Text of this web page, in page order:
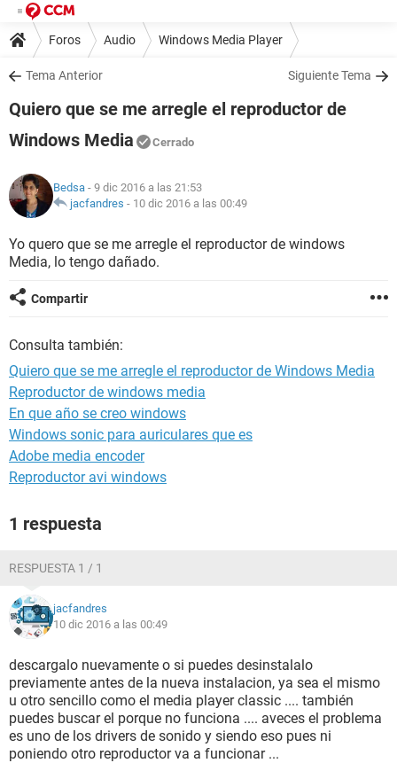
Foros Audio Windows Media Player
Tema Anterior Siguiente Tema
Quiero que se me arregle el reproductor de
Windows Media
Cerrado
Bedsa - 9 dic 2016 a las 21:53
jacfandres - 10 dic 2016 a las 00:49
Yo quero que se me arregle el reproductor de windows
Media, lo tengo dañado.
Compartir
Consulta también:
Quiero que se me arregle el reproductor de Windows Media
Reproductor de windows media
En que año se creo windows
Windows sonic para auriculares que es
Adobe media encoder
Reproductor avi windows
1 respuesta
RESPUESTA 1 / 1
jacfandres
10 dic 2016 a las 00:49
descargalo nuevamente o si puedes desinstalalo
previamente antes de la nueva instalacion, ya sea el mismo
u otro sencillo como el media player classic .... también
puedes buscar el porque no funciona .... aveces el problema
es uno de los drivers de sonido y siendo eso pues ni
poniendo otro reproductor va a funcionar ...